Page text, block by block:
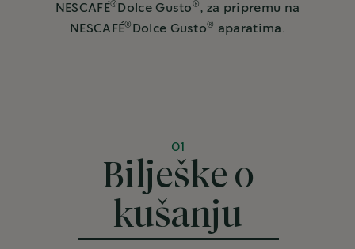
NESCAFÉ® Dolce Gusto ® , za pripremu na
NESCAFÉ® Dolce Gusto® aparatima.
01
Bilješke o
kušanju